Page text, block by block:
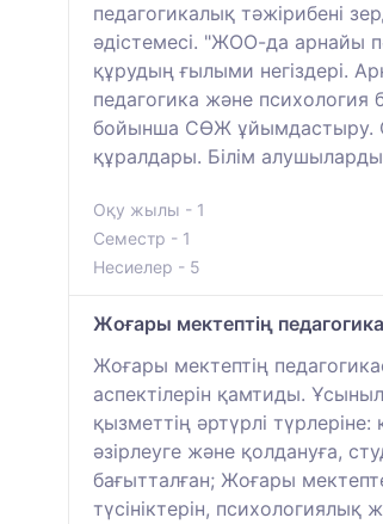
педагогикалық тәжірибені
әдістемесі. "ЖОО-да арнайы
құрудың ғылыми негіздері.
педагогика және психология
бойынша СӨЖ ұйымдастыру.
құралдары. Білім
Оқу жылы - 1
Семестр - 1
Несиелер - 5
Жоғары мектептің
Жоғары мектептің
аспектілерін қамтиды.
қызметтің әртүрлі
әзірлеуге және қолдануға,
бағытталған; Жоғары
түсініктерін,